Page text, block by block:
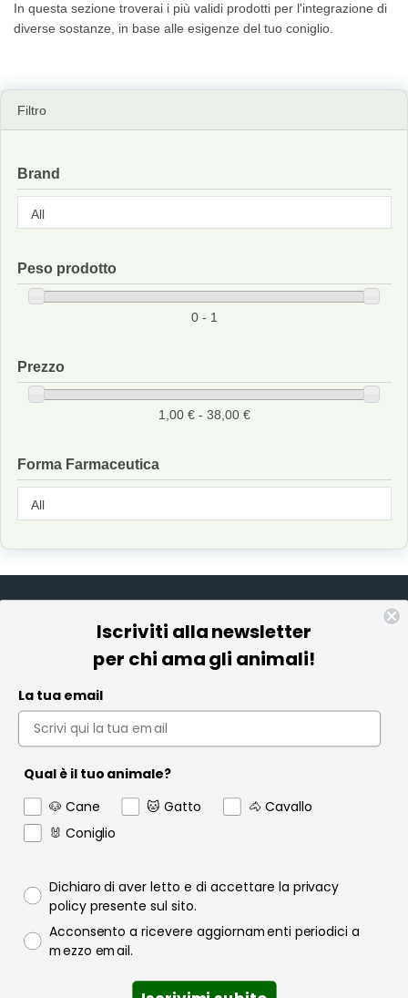
In questa sezione troverai i più validi prodotti per l'integrazione di
diverse sostanze, in base alle esigenze del tuo coniglio.
Filtro
Brand
Peso prodotto
0 - 1
Prezzo
1,00 € - 38,00 €
Forma Farmaceutica
Account
Contact us
Garanzia
Raofarmaceutici.it © 2024 | Tutti i diritti sono riservati | Rao
Iscriviti alla newsletter
per chi ama gli animali!
La tua email
Qual è il tuo animale?
🐶 Cane
🐱 Gatto
🐴 Cavallo
🐰 Coniglio
Privacy policy
Dichiaro di aver letto e di accettare la privacy
policy presente sul sito.
Consenso email
Acconsento a ricevere aggiornamenti periodici a
mezzo email.